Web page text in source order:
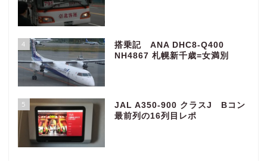
4
搭乗記 ANA DHC8-Q400
NH4867 札幌新千歳=女満別
5
JAL A350-900 クラスJ Bコン
最前列の16列目レポ